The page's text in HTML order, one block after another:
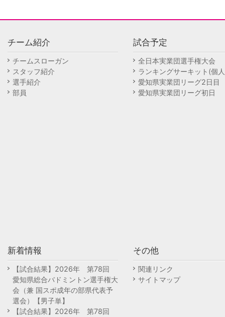
チーム紹介
チームスローガン
スタッフ紹介
選手紹介
部員
試合予定
全日本実業団選手権大会
ランキングサーキット(個
愛知県実業団リーグ2日目
愛知県実業団リーグ初日
新着情報
【試合結果】2026年 第78回
愛知県総合バドミントン選手権大
会（兼 国スポ成年の部県代表予
選会）【男子単】
【試合結果】2026年 第78回
その他
関連リンク
サイトマップ